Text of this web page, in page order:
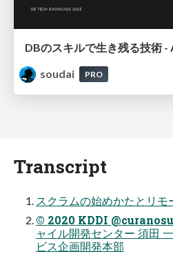
soudai
PRO
Transcript
スクラムの始めかたとリモ
© 2020 KDDI
ャイル開発センター 須⽥
ビス企画開発本部